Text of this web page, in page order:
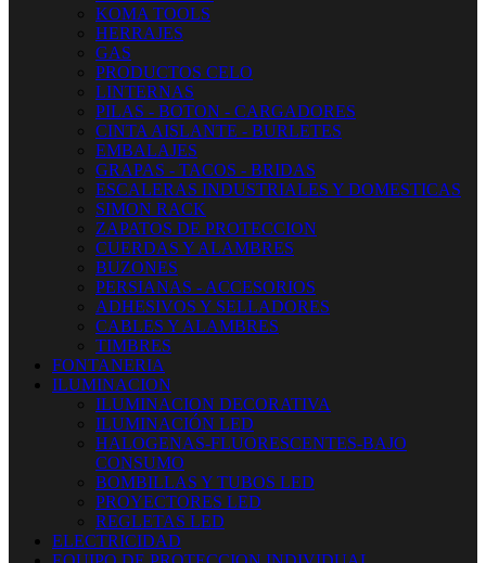
KOMA TOOLS
HERRAJES
GAS
PRODUCTOS CELO
LINTERNAS
PILAS - BOTON - CARGADORES
CINTA AISLANTE - BURLETES
EMBALAJES
GRAPAS - TACOS - BRIDAS
ESCALERAS INDUSTRIALES Y DOMESTICAS
SIMON RACK
ZAPATOS DE PROTECCION
CUERDAS Y ALAMBRES
BUZONES
PERSIANAS - ACCESORIOS
ADHESIVOS Y SELLADORES
CABLES Y ALAMBRES
TIMBRES
FONTANERIA
ILUMINACION
ILUMINACION DECORATIVA
ILUMINACIÓN LED
HALOGENAS-FLUORESCENTES-BAJO
CONSUMO
BOMBILLAS Y TUBOS LED
PROYECTORES LED
REGLETAS LED
ELECTRICIDAD